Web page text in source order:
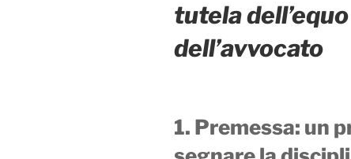
tutela
dell’avvocato
1. Premessa: un